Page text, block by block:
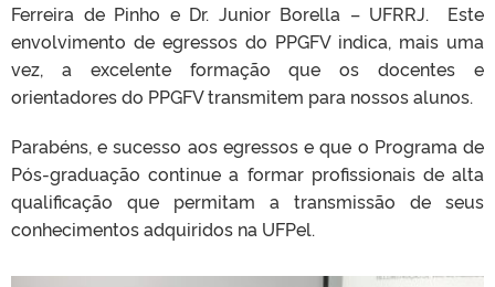
Ferreira de Pinho e Dr. Junior Borella – UFRRJ. Este
envolvimento de egressos do PPGFV indica, mais uma
vez, a excelente formação que os docentes e
orientadores do PPGFV transmitem para nossos alunos.
Parabéns, e sucesso aos egressos e que o Programa de
Pós-graduação continue a formar profissionais de alta
qualificação que permitam a transmissão de seus
conhecimentos adquiridos na UFPel.